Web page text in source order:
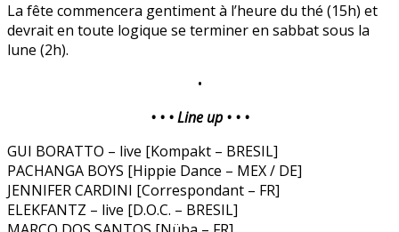
La fête commencera gentiment à l’heure du thé (15h) et
devrait en toute logique se terminer en sabbat sous la
lune (2h).
•
• • • Line up • • •
GUI BORATTO – live [Kompakt – BRESIL]
PACHANGA BOYS [Hippie Dance – MEX / DE]
JENNIFER CARDINI [Correspondant – FR]
ELEKFANTZ – live [D.O.C. – BRESIL]